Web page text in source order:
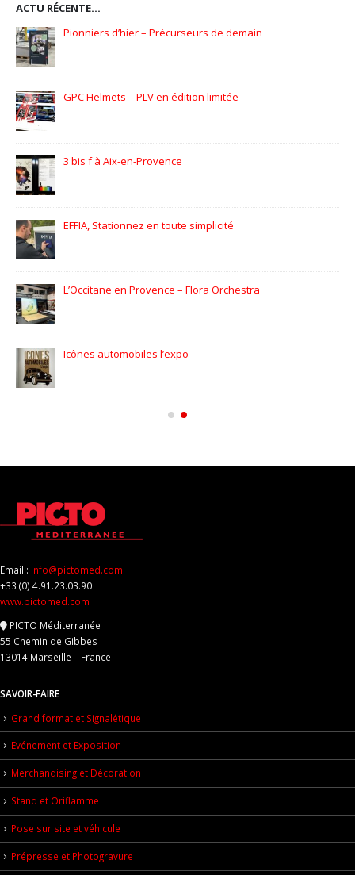
ACTU RÉCENTE…
Pionniers d’hier – Précurseurs de demain
GPC Helmets – PLV en édition limitée
3 bis f à Aix-en-Provence
EFFIA, Stationnez en toute simplicité
L’Occitane en Provence – Flora Orchestra
Icônes automobiles l’expo
Email : info@pictomed.com
+33 (0) 4.91.23.03.90
www.pictomed.com
PICTO Méditerranée
55 Chemin de Gibbes
13014 Marseille – France
SAVOIR-FAIRE
Grand format et Signalétique
Evénement et Exposition
Merchandising et Décoration
Stand et Oriflamme
Pose sur site et véhicule
Prépresse et Photogravure